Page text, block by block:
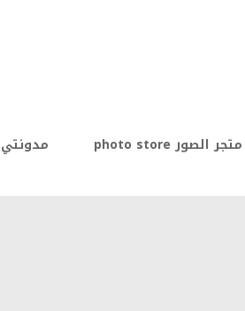
متجر الصور photo store مدونتي